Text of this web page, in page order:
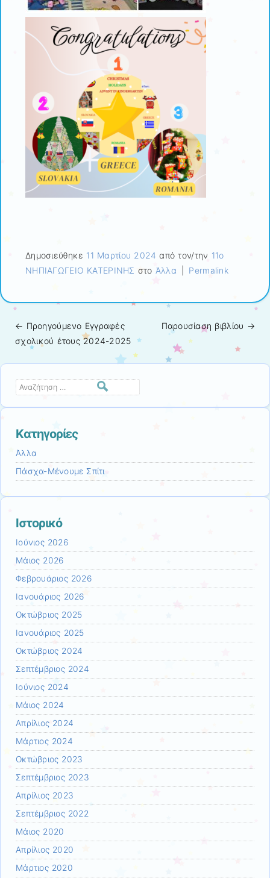
Δημοσιεύθηκε 11 Μαρτίου 2024 από τον/την 11ο
ΝΗΠΙΑΓΩΓΕΙΟ ΚΑΤΕΡΙΝΗΣ στο Άλλα Permalink
Πλοήγηση άρθρων
← Προηγούμενo Εγγραφές
σχολικού έτους 2024-2025
Παρουσίαση βιβλίου →
Αναζήτηση
Kατηγορίες
Άλλα
Πάσχα-Μένουμε Σπίτι
Ιστορικό
Ιούνιος 2026
Μάιος 2026
Φεβρουάριος 2026
Ιανουάριος 2026
Οκτώβριος 2025
Ιανουάριος 2025
Οκτώβριος 2024
Σεπτέμβριος 2024
Ιούνιος 2024
Μάιος 2024
Απρίλιος 2024
Μάρτιος 2024
Οκτώβριος 2023
Σεπτέμβριος 2023
Απρίλιος 2023
Σεπτέμβριος 2022
Μάιος 2020
Απρίλιος 2020
Μάρτιος 2020